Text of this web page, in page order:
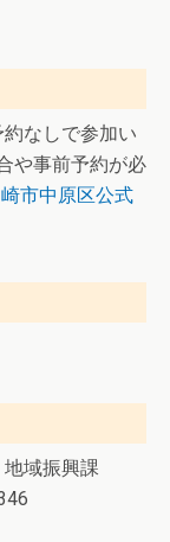
なしで参加い
や事前予約が必
市中原区公式
域振興課